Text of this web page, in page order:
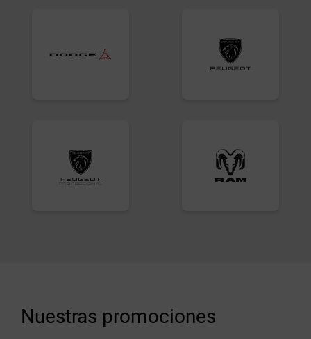
Nuestras promociones